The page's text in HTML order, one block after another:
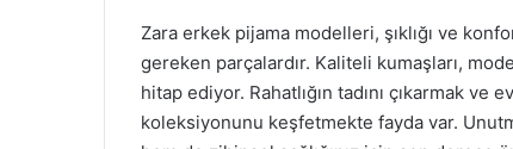
Zara erkek pijama modelleri, şıklığı ve
gereken parçalardır. Kaliteli kumaşları,
hitap ediyor. Rahatlığın tadını çıkarmak ve
koleksiyonunu keşfetmekte fayda var.